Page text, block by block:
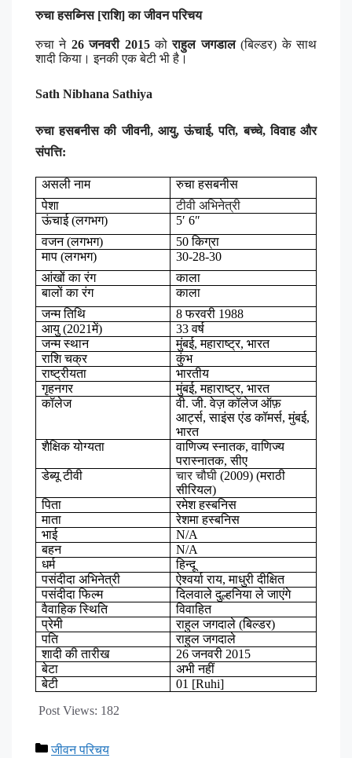
रुचा हसब्निस [राशि] का जीवन परिचय
रुचा ने 26 जनवरी 2015कोराहुल जगडाल(बिल्डर) के साथ
शादी किया। इनकी एक बेटी भी है।
Sath Nibhana Sathiya
रुचा हसबनीस की जीवनी, आयु, ऊंचाई, पति,बच्चे, विवाह और
संपत्ति:
असली नाम रुचा हसबनीस
पेशा
टीवी अभिनेत्री
ऊंचाई (लगभग)
5′ 6″
वजन (लगभग) 50 किग्रा
माप (लगभग)
30-28-30
आंखों का रंग
काला
बालों का रंग
काला
जन्म तिथि 8 फरवरी 1988
आयु (2021में) 33 वर्ष
जन्म स्थान मुंबई, महाराष्ट्र, भारत
राशि चक्र
कुंभ
राष्ट्रीयता
भारतीय
गृहनगर
मुंबई, महाराष्ट्र, भारत
कॉलेज
वी. जी. वेज़ कॉलेज ऑफ़
आर्ट्स, साइंस एंड कॉमर्स, मुंबई,
भारत
शैक्षिक योग्यता वाणिज्य स्नातक, वाणिज्य
परास्नातक, सीए
डेब्यू टीवी चार चौघी (2009) (मराठी
सीरियल)
पिता
रमेश हस्बनिस
माता
रेशमा हस्बनिस
भाई
N/A
बहन
N/A
धर्म
हिन्दू
पसंदीदा अभिनेत्री ऐश्वर्या राय, माधुरी दीक्षित
पसंदीदा फिल्म दिलवाले दुल्हनिया ले जाएंगे
वैवाहिक स्थिति
विवाहित
प्रेमी
राहुल जगदाले (बिल्डर)
पति
राहुल जगदाले
शादी की तारीख 26 जनवरी 2015
बेटा
अभी नहीं
बेटी
01 [Ruhi]
Post Views: 182
जीवन परिचय